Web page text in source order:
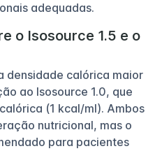
adequadas.
o Isosource 1.5 e o
densidade calórica maior
ao Isosource 1.0, que
(1 kcal/ml). Ambos
nutricional, mas o
para pacientes